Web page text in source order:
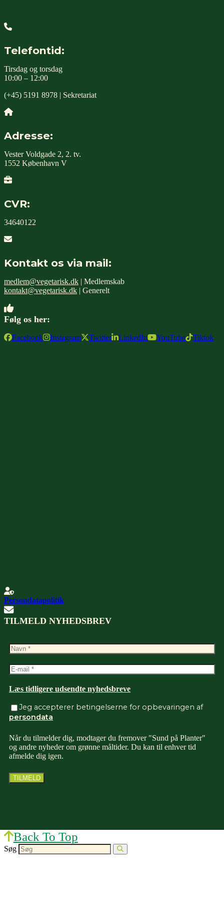
Telefontid:
Tirsdag og torsdag
10:00 – 12:00
(+45) 5191 8978 | Sekretariat
Adresse:
Vester Voldgade 2, 2. tv.
1552 København V
CVR:
34640122
Kontakt os via mail:
medlem@vegetarisk.dk | Medlemskab
kontakt@vegetarisk.dk | Generelt
Følg os her:
Facebook Instagram Twitter LinkedIn YouTube Tiktok
Persondatapolitik
TILMELD NYHEDSBREV
Læs tidligere udsendte nyhedsbreve
Jeg accepterer betingelserne for opbevaringen af
persondata
Når du tilmelder dig, modtager du fremover "Sund på Planter"
og andre nyheder om grønne måltider. Du kan til enhver tid
afmelde dig igen.
Back To Top
Søg